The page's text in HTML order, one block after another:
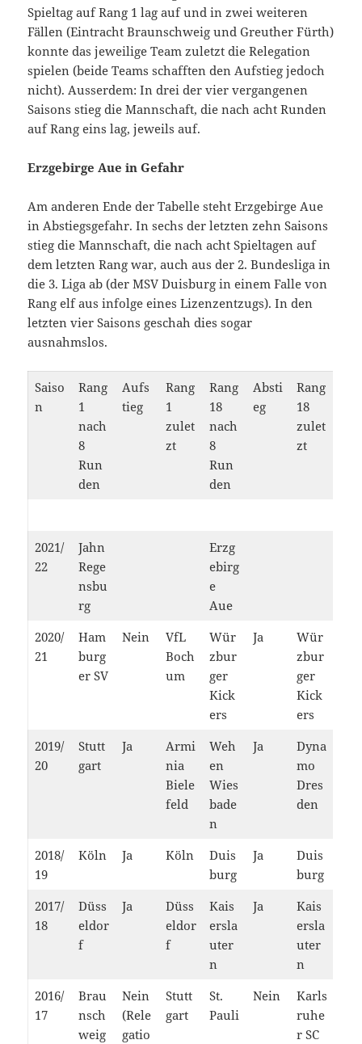
Spieltag auf Rang 1 lag auf und in zwei weiteren
Fällen (Eintracht Braunschweig und Greuther Fürth)
konnte das jeweilige Team zuletzt die Relegation
spielen (beide Teams schafften den Aufstieg jedoch
nicht). Ausserdem: In drei der vier vergangenen
Saisons stieg die Mannschaft, die nach acht Runden
auf Rang eins lag, jeweils auf.
Erzgebirge Aue in Gefahr
Am anderen Ende der Tabelle steht Erzgebirge Aue
in Abstiegsgefahr. In sechs der letzten zehn Saisons
stieg die Mannschaft, die nach acht Spieltagen auf
dem letzten Rang war, auch aus der 2. Bundesliga in
die 3. Liga ab (der MSV Duisburg in einem Falle von
Rang elf aus infolge eines Lizenzentzugs). In den
letzten vier Saisons geschah dies sogar
ausnahmslos.
Saiso
n
Rang
1
nach
8
Run
den
Aufs
tieg
Rang
1
zulet
zt
Rang
18
nach
8
Run
den
Absti
eg
Rang
18
zulet
zt
2021/
22
Jahn
Rege
nsbu
rg
Erzg
ebirg
e
Aue
2020/
21
Ham
burg
er SV
Nein
VfL
Boch
um
Wür
zbur
ger
Kick
ers
Ja
Wür
zbur
ger
Kick
ers
2019/
20
Stutt
gart
Ja
Armi
nia
Biele
feld
Weh
en
Wies
bade
n
Ja
Dyna
mo
Dres
den
2018/
19
Köln Ja Köln
Duis
burg
Ja
Duis
burg
2017/
18
Düss
eldor
f
Ja
Düss
eldor
f
Kais
ersla
uter
n
Ja
Kais
ersla
uter
n
2016/
17
Brau
nsch
weig
Nein
(Rele
gatio
Stutt
gart
St.
Pauli
Nein
Karls
ruhe
r SC